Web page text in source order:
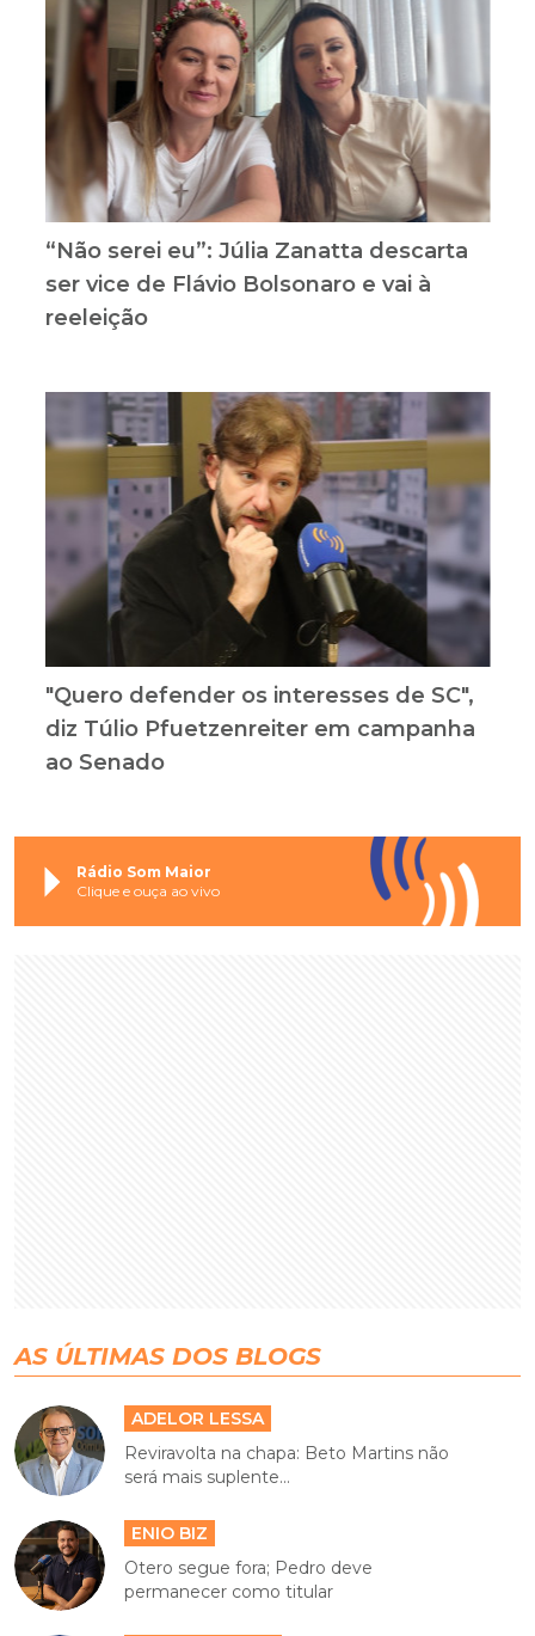
“Não serei eu”: Júlia Zanatta descarta
ser vice de Flávio Bolsonaro e vai à
reeleição
"Quero defender os interesses de SC",
diz Túlio Pfuetzenreiter em campanha
ao Senado
Rádio Som Maior
Clique e ouça ao vivo
AS ÚLTIMAS DOS BLOGS
ADELOR LESSA
Reviravolta na chapa: Beto Martins não
será mais suplente...
ENIO BIZ
Otero segue fora; Pedro deve
permanecer como titular